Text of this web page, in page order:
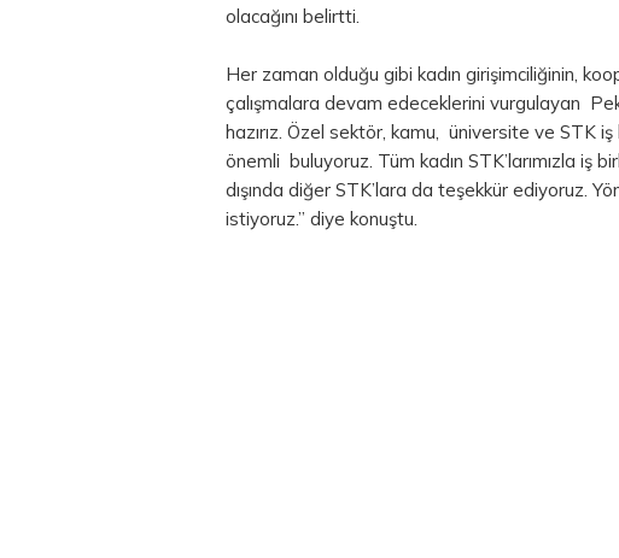
olacağını belirtti.
Her zaman olduğu gibi kadın girişimciliğinin,
çalışmalara devam edeceklerini vurgulayan
hazırız. Özel sektör, kamu, üniversite ve STK
önemli buluyoruz. Tüm kadın STK’larımızla iş
dışında diğer STK’lara da teşekkür ediyoruz.
istiyoruz.” diye konuştu.